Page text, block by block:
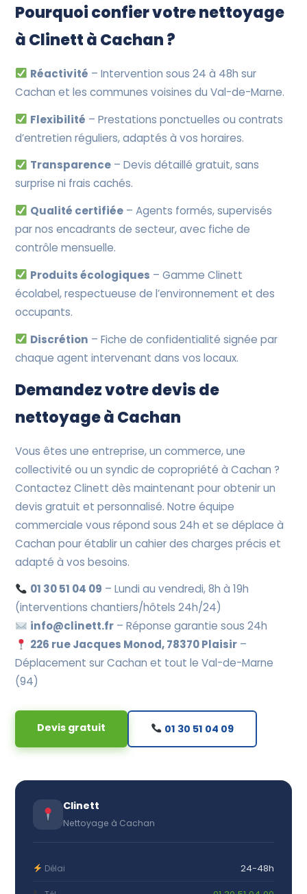
Pourquoi confier votre nettoyage
à Clinett à Cachan ?
Réactivité – Intervention sous 24 à 48h sur
Cachan et les communes voisines du Val-de-Marne.
Flexibilité – Prestations ponctuelles ou contrats
d’entretien réguliers, adaptés à vos horaires.
Transparence– Devis détaillé gratuit, sans
surprise ni frais cachés.
Qualité certifiée– Agents formés, supervisés
par nos encadrants de secteur, avec fiche de
contrôle mensuelle.
Produits écologiques – Gamme Clinett
écolabel, respectueuse de l’environnement et des
occupants.
Discrétion – Fiche de confidentialité signée par
chaque agent intervenant dans vos locaux.
Demandez votre devis de
nettoyage à Cachan
Vous êtes une entreprise, un commerce, une
collectivité ou un syndic de copropriété à Cachan ?
Contactez Clinett dès maintenant pour obtenir un
devis gratuit et personnalisé. Notre équipe
commerciale vous répond sous 24h et se déplace à
Cachan pour établir un cahier des charges précis et
adapté à vos besoins.
01 30 51 04 09 – Lundi au vendredi, 8h à 19h
(interventions chantiers/hôtels 24h/24)
info@clinett.fr– Réponse garantie sous 24h
226 rue Jacques Monod, 78370 Plaisir–
Déplacement sur Cachan et tout le Val-de-Marne
(94)
Devis gratuit 01 30 51 04 09
Clinett
Nettoyage à Cachan
Délai 24-48h